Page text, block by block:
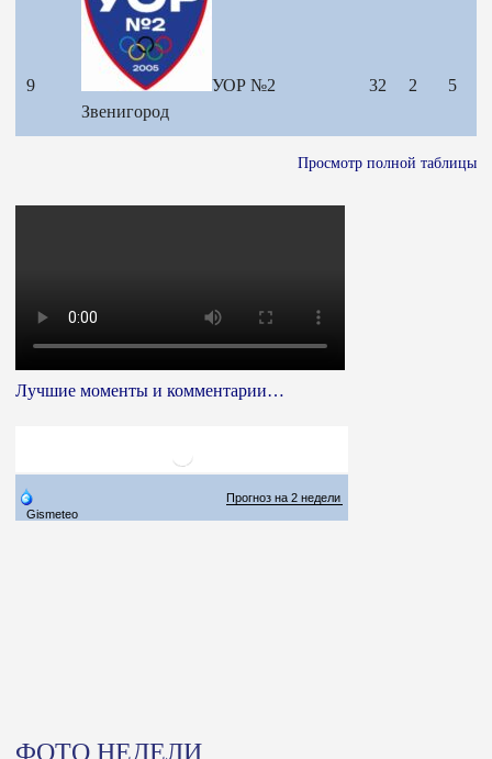
9
УОР №2
Звенигород
32 2 5
Просмотр полной таблицы
Лучшие моменты и комментарии…
ФОТО НЕДЕЛИ